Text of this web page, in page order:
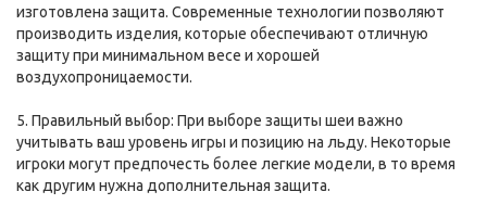
изготовлена защита. Современные технологии позволяют
производить изделия, которые обеспечивают отличную
защиту при минимальном весе и хорошей
воздухопроницаемости.
5. Правильный выбор: При выборе защиты шеи важно
учитывать ваш уровень игры и позицию на льду. Некоторые
игроки могут предпочесть более легкие модели, в то время
как другим нужна дополнительная защита.